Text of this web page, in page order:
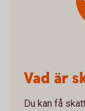
Vad är
Du kan få